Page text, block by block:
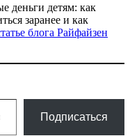
деньги детям: как
заранее и как
блога Райфайзен
Подписаться